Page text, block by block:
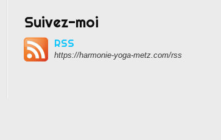
Suivez-moi
RSS
https://harmonie-yoga-metz.com/rss